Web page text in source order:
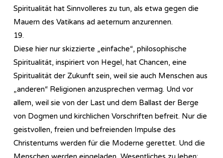
Spiritualität hat Sinnvolleres zu tun, als etwa gegen die
Mauern des Vatikans ad aeternum anzurennen.
19.
Diese hier nur skizzierte „einfache“, philosophische
Spiritualität, inspiriert von Hegel, hat Chancen, eine
Spiritualität der Zukunft sein, weil sie auch Menschen aus
„anderen“ Religionen anzusprechen vermag. Und vor
allem, weil sie von der Last und dem Ballast der Berge
von Dogmen und kirchlichen Vorschriften befreit. Nur die
geistvollen, freien und befreienden Impulse des
Christentums werden für die Moderne gerettet. Und die